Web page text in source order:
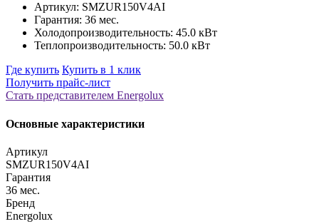
Артикул: SMZUR150V4AI
Гарантия: 36 мес.
Холодопроизводительность: 45.0 кВт
Теплопроизводительность: 50.0 кВт
Где купить Купить в 1 клик
Получить прайс-лист
Стать представителем Еnergolux
Основные характеристики
Артикул
SMZUR150V4AI
Гарантия
36 мес.
Бренд
Energolux